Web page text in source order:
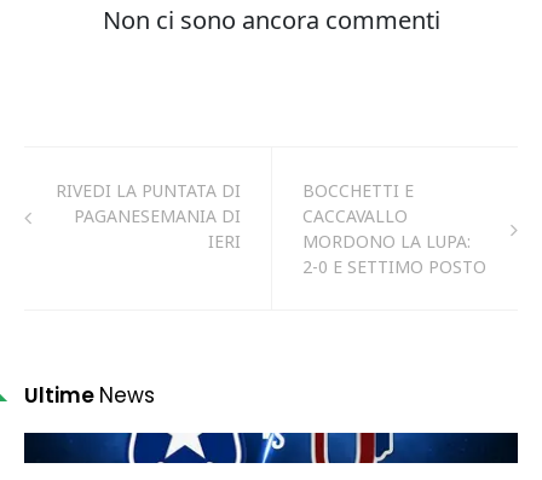
RIVEDI LA PUNTATA DI
PAGANESEMANIA DI
IERI
BOCCHETTI E
CACCAVALLO
MORDONO LA LUPA:
2-0 E SETTIMO POSTO
Ultime News